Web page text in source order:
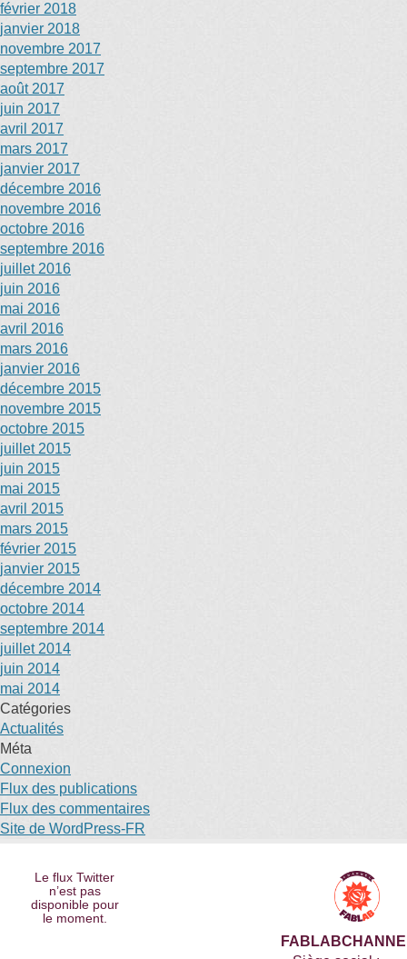
février 2018
janvier 2018
novembre 2017
septembre 2017
août 2017
juin 2017
avril 2017
mars 2017
janvier 2017
décembre 2016
novembre 2016
octobre 2016
septembre 2016
juillet 2016
juin 2016
mai 2016
avril 2016
mars 2016
janvier 2016
décembre 2015
novembre 2015
octobre 2015
juillet 2015
juin 2015
mai 2015
avril 2015
mars 2015
février 2015
janvier 2015
décembre 2014
octobre 2014
septembre 2014
juillet 2014
juin 2014
mai 2014
Catégories
Actualités
Méta
Connexion
Flux des publications
Flux des commentaires
Site de WordPress-FR
Le flux Twitter
n’est pas
disponible pour
le moment.